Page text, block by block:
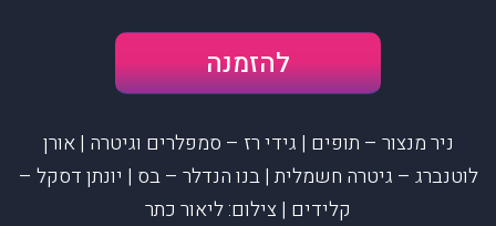
להזמנה
ניר מנצור – תופים | גידי רז – סמפלרים וגיטרה | אורן
לוטנברג – גיטרה חשמלית | בנו הנדלר – בס | יונתן דסקל –
קלידים | צילום: ליאור כתר